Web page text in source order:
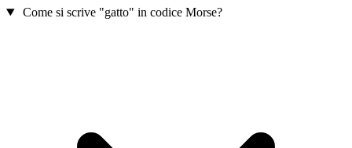
Come si scrive "gatto" in codice Morse?